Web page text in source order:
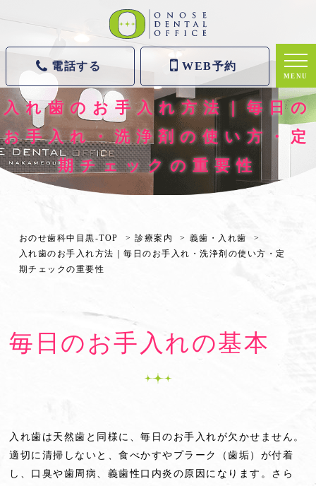
電話する WEB予約
MENU
入れ歯のお手入れ方法｜毎日の
お手入れ・洗浄剤の使い方・定
期チェックの重要性
おのせ歯科中目黒-TOP 診療案内
義歯・入れ歯
入れ歯のお手入れ方法｜毎日のお手入れ・洗浄剤の使い方・定
期チェックの重要性
毎日のお手入れの基本
入れ歯は天然歯と同様に、毎日のお手入れが欠かせません。
適切に清掃しないと、食べかすやプラーク（歯垢）が付着
し、口臭や歯周病、義歯性口内炎の原因になります。さら